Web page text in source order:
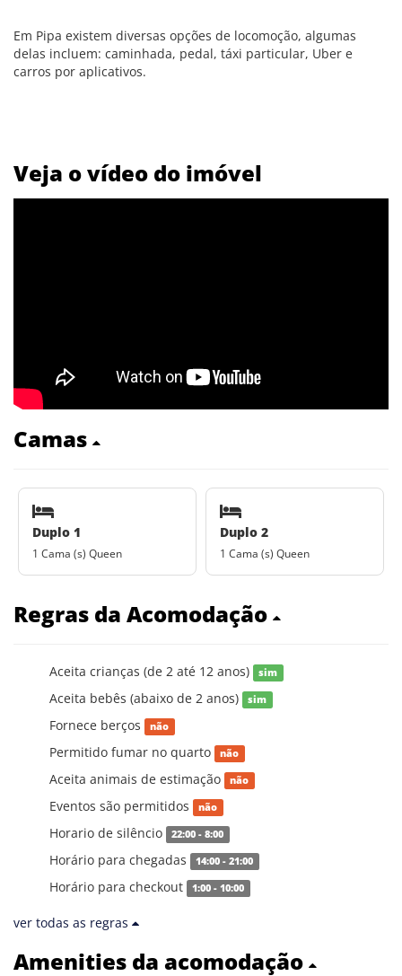
Em Pipa existem diversas opções de locomoção, algumas
delas incluem: caminhada, pedal, táxi particular, Uber e
carros por aplicativos.
Veja o vídeo do imóvel
Camas
Duplo 1
1 Cama (s) Queen
Duplo 2
1 Cama (s) Queen
Regras da Acomodação
Aceita crianças (de 2 até 12 anos) sim
Aceita bebês (abaixo de 2 anos) sim
Fornece berços não
Permitido fumar no quarto não
Aceita animais de estimação não
Eventos são permitidos não
Horario de silêncio 22:00 - 8:00
Horário para chegadas 14:00 - 21:00
Horário para checkout 1:00 - 10:00
ver todas as regras
Amenities da acomodação